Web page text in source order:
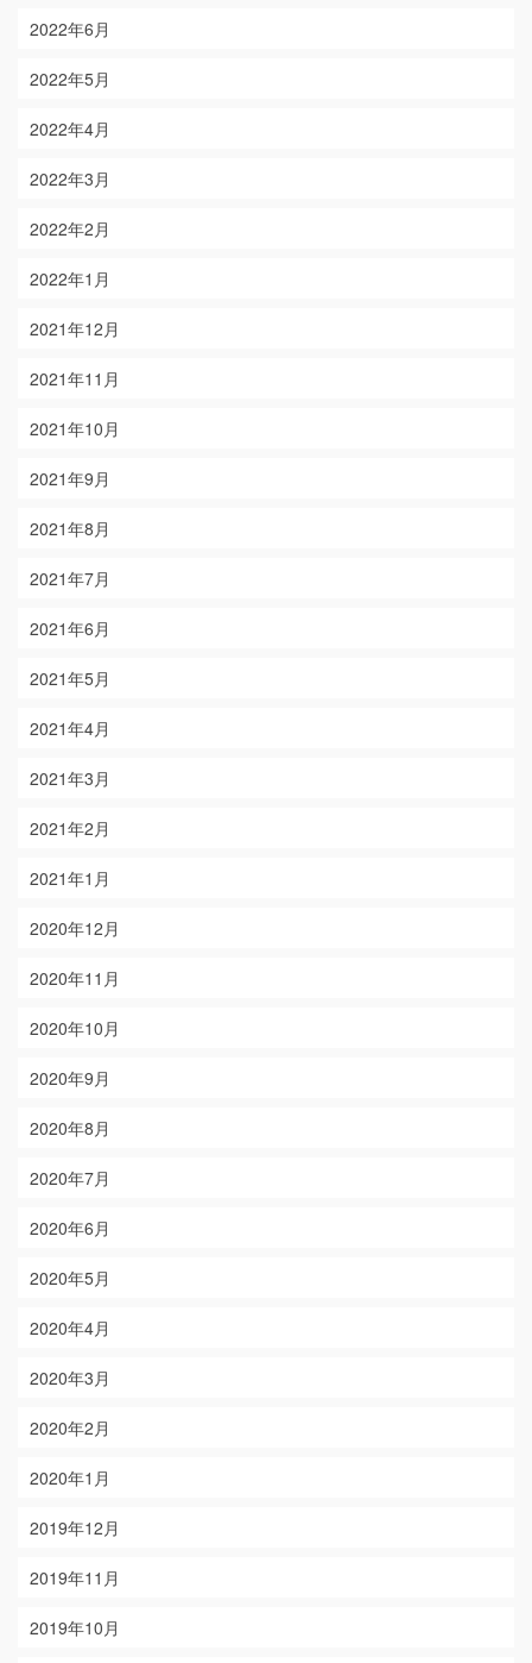
2022年6月
2022年5月
2022年4月
2022年3月
2022年2月
2022年1月
2021年12月
2021年11月
2021年10月
2021年9月
2021年8月
2021年7月
2021年6月
2021年5月
2021年4月
2021年3月
2021年2月
2021年1月
2020年12月
2020年11月
2020年10月
2020年9月
2020年8月
2020年7月
2020年6月
2020年5月
2020年4月
2020年3月
2020年2月
2020年1月
2019年12月
2019年11月
2019年10月